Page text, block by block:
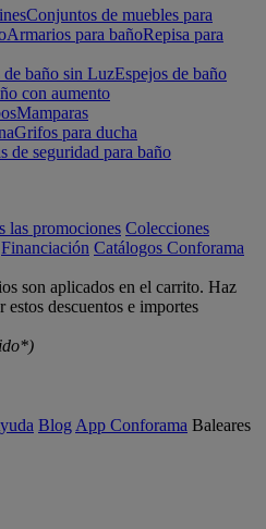
Conjuntos de muebles para
Armarios para bañoRepisa para
de baño sin LuzEspejos de baño
con aumento
Mamparas
Grifos para ducha
de seguridad para baño
las promociones Colecciones
Financiación Catálogos Conforama
son aplicados en el carrito. Haz
descuentos e importes
Blog App Conforama Baleares